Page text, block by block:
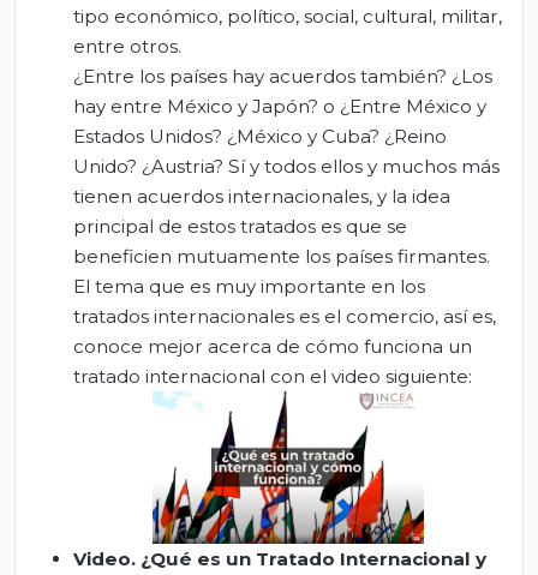
tipo económico, político, social, cultural, militar,
entre otros.
¿Entre los países hay acuerdos también? ¿Los
hay entre México y Japón? o ¿Entre México y
Estados Unidos? ¿México y Cuba? ¿Reino
Unido? ¿Austria? Sí y todos ellos y muchos más
tienen acuerdos internacionales, y la idea
principal de estos tratados es que se
beneficien mutuamente los países firmantes.
El tema que es muy importante en los
tratados internacionales es el comercio, así es,
conoce mejor acerca de cómo funciona un
tratado internacional con el video siguiente:
Video. ¿Qué es un Tratado Internacional y